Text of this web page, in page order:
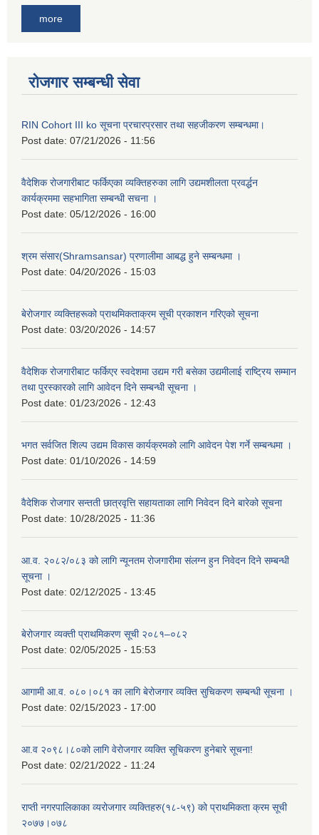
more
रोजगार सम्बन्धी सेवा
RIN Cohort III ko सूचना प्रचारप्रसार तथा सहजीकरण सम्बन्धमा।
Post date: 07/21/2026 - 11:56
वैदेशिक रोजगारीबाट फर्किएका व्यक्तिहरुका लागि उद्यमशीलता प्रवर्द्धन
कार्यक्रममा सहभागिता सम्बन्धी सचना ।
Post date: 05/12/2026 - 16:00
श्रम संसार(Shramsansar) प्रणालीमा आबद्ध हुने सम्बन्धमा ।
Post date: 04/20/2026 - 15:03
बेरोजगार व्यक्तिहरूको प्राथमिकताक्रम सूची प्रकाशन गरिएको सूचना
Post date: 03/20/2026 - 14:57
वैदेशिक रोजगारीबाट फर्किएर स्वदेशमा उद्यम गरी बसेका उद्यमीलाई राष्ट्रिय सम्मान
तथा पुरस्कारको लागि आवेदन दिने सम्बन्धी सूचना ।
Post date: 01/23/2026 - 12:43
भगत सर्वजित शिल्प उद्यम विकास कार्यक्रमको लागि आवेदन पेश गर्ने सम्बन्धमा ।
Post date: 01/10/2026 - 14:59
वैदेशिक रोजगार सन्तती छात्रवृत्ति सहायताका लागि निवेदन दिने बारेको सूचना
Post date: 10/28/2025 - 11:36
आ.व. २०८२/०८३ को लागि न्यूनतम रोजगारीमा संलग्न हुन निवेदन दिने सम्बन्धी
सूचना ।
Post date: 02/12/2025 - 13:45
बेरोजगार व्यक्ती प्राथमिकरण सूची २०८१–०८२
Post date: 02/05/2025 - 15:53
आगामी आ.व. ०८०।०८१ का लागि बेरोजगार व्यक्ति सुचिकरण सम्बन्धी सूचना ।
Post date: 02/15/2023 - 17:00
आ.व २०९८।८०को लागि वेरोजगार व्यक्ति सूचिकरण हुनेबारे सूचना!
Post date: 02/21/2022 - 11:24
राप्ती नगरपालिकाका व्यरोजगार व्यक्तिहरु(१८-५९) को प्राथमिकता क्रम सूची
२०७७।०७८